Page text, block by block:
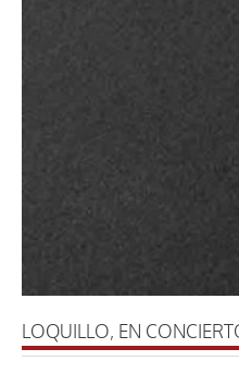
LOQUILLO, EN